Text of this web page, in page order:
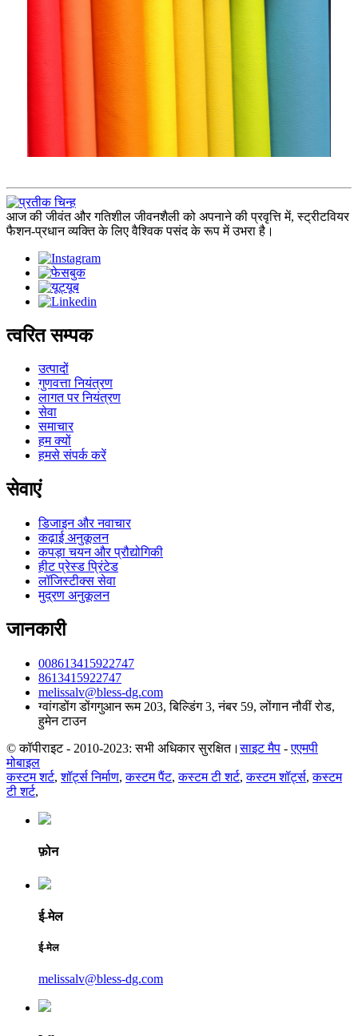
आज की जीवंत और गतिशील जीवनशैली को अपनाने की प्रवृत्ति में, स्ट्रीटवियर
फैशन-प्रधान व्यक्ति के लिए वैश्विक पसंद के रूप में उभरा है।
त्वरित सम्पक
उत्पादों
गुणवत्ता नियंत्रण
लागत पर नियंत्रण
सेवा
समाचार
हम क्यों
हमसे संपर्क करें
सेवाएं
डिजाइन और नवाचार
कढ़ाई अनुकूलन
कपड़ा चयन और प्रौद्योगिकी
हीट प्रेस्ड प्रिंटेड
लॉजिस्टीक्स सेवा
मुद्रण अनुकूलन
जानकारी
008613415922747
8613415922747
melissalv@bless-dg.com
ग्वांगडोंग डोंगगुआन रूम 203, बिल्डिंग 3, नंबर 59, लोंगान नौवीं रोड,
हुमेन टाउन
© कॉपीराइट - 2010-2023: सभी अधिकार सुरक्षित।साइट मैप -एएमपी
मोबाइल
कस्टम शर्ट,शॉर्ट्स निर्माण,कस्टम पैंट,कस्टम टी शर्ट,कस्टम शॉर्ट्स,कस्टम
टी शर्ट,
फ़ोन
ई-मेल
ई-मेल
melissalv@bless-dg.com